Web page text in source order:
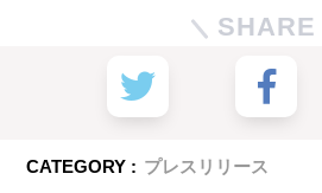
SHARE
CATEGORY : プレスリリース